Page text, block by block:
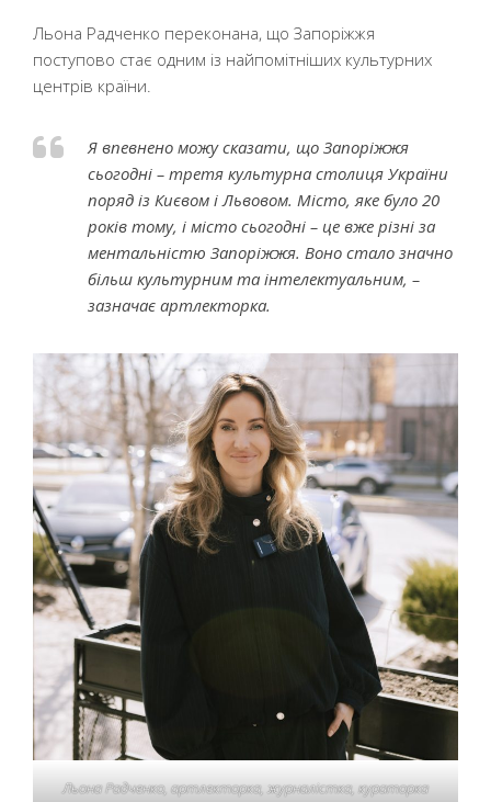
Льона Радченко переконана, що Запоріжжя
поступово стає одним із найпомітніших культурних
центрів країни.
Я впевнено можу сказати, що Запоріжжя
сьогодні – третя культурна столиця України
поряд із Києвом і Львовом. Місто, яке було 20
років тому, і місто сьогодні – це вже різні за
ментальністю Запоріжжя. Воно стало значно
більш культурним та інтелектуальним, –
зазначає артлекторка.
Льона Радченко, артлекторка, журналістка, кураторка